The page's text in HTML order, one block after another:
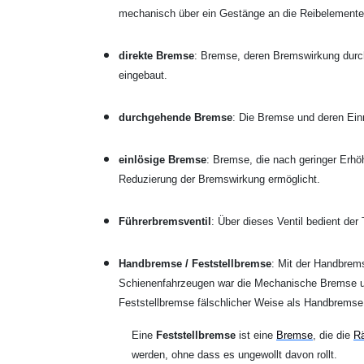
mechanisch über ein Gestänge an die
direkte Bremse: Bremse, deren Bremswirkung
eingebaut.
durchgehende Bremse: Die Bremse und deren
einlösige Bremse: Bremse, die nach geringer
Reduzierung der Bremswirkung ermöglicht.
Führerbremsventil : Über dieses Ventil bedient
Handbremse / Feststellbremse: Mit der
Schienenfahrzeugen war die Mechanische
Feststellbremse fälschlicher Weise als
Eine Feststellbremse ist eine Bremse , die die
werden, ohne dass es ungewollt davon rollt.